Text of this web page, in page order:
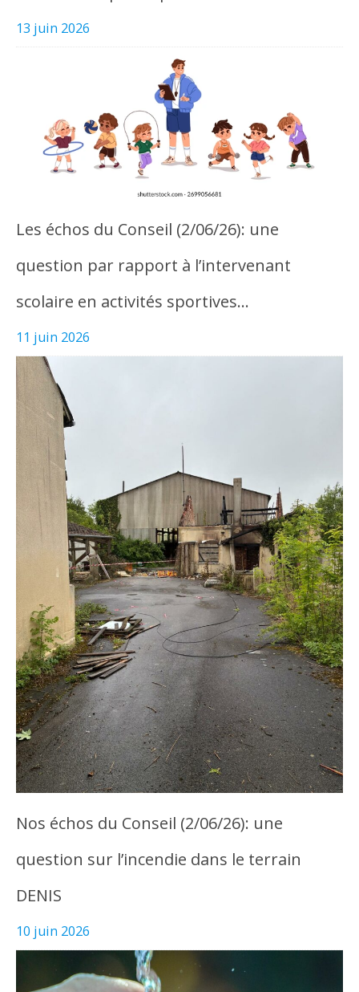
13 juin 2026
Les échos du Conseil (2/06/26): une
question par rapport à l’intervenant
scolaire en activités sportives…
11 juin 2026
Nos échos du Conseil (2/06/26): une
question sur l’incendie dans le terrain
DENIS
10 juin 2026